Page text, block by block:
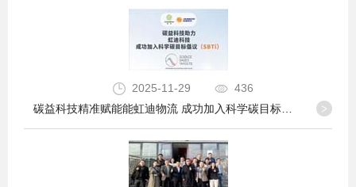
2025-11-29
436
碳益科技精准赋能能虹迪物流 成功加入科学碳目标倡议